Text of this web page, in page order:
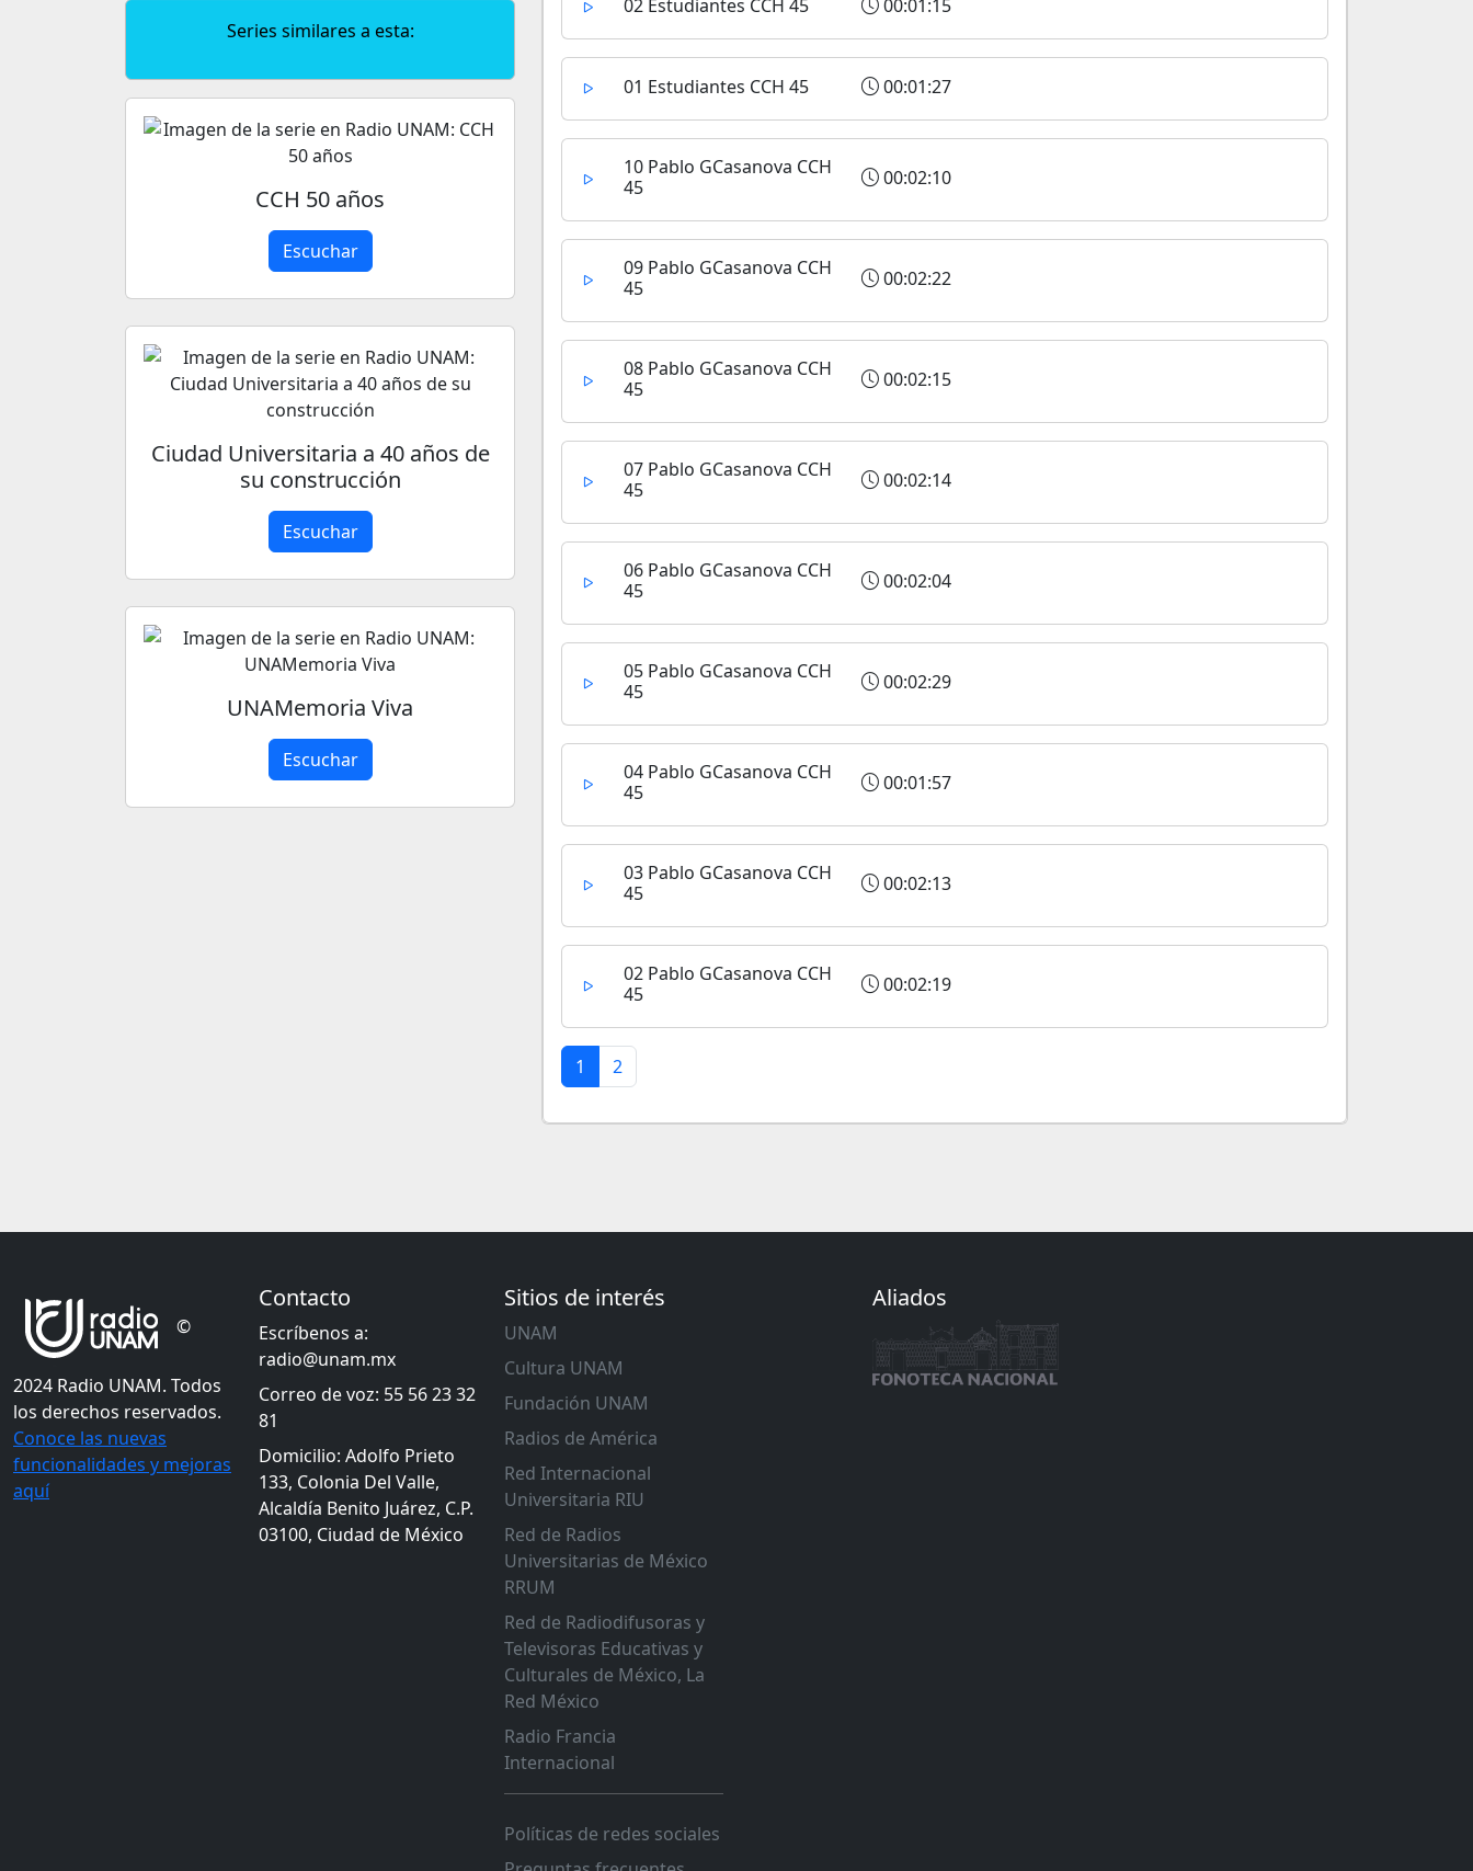
Series similares a esta:
CCH 50 años
Escuchar
Ciudad Universitaria a 40 años de
su construcción
Escuchar
UNAMemoria Viva
Escuchar
02 Estudiantes CCH 45 00:01:15
01 Estudiantes CCH 45 00:01:27
10 Pablo GCasanova CCH
45
00:02:10
09 Pablo GCasanova CCH
45
00:02:22
08 Pablo GCasanova CCH
45
00:02:15
07 Pablo GCasanova CCH
45
00:02:14
06 Pablo GCasanova CCH
45
00:02:04
05 Pablo GCasanova CCH
45
00:02:29
04 Pablo GCasanova CCH
45
00:01:57
03 Pablo GCasanova CCH
45
00:02:13
02 Pablo GCasanova CCH
45
00:02:19
1 2
©
2024 Radio UNAM. Todos
los derechos reservados.
Conoce las nuevas
funcionalidades y mejoras
aquí
Contacto
Escríbenos a:
radio@unam.mx
Correo de voz: 55 56 23 32
81
Domicilio: Adolfo Prieto
133, Colonia Del Valle,
Alcaldía Benito Juárez, C.P.
03100, Ciudad de México
Sitios de interés
UNAM
Cultura UNAM
Fundación UNAM
Radios de América
Red Internacional
Universitaria RIU
Red de Radios
Universitarias de México
RRUM
Red de Radiodifusoras y
Televisoras Educativas y
Culturales de México, La
Red México
Radio Francia
Internacional
Políticas de redes sociales
Aliados